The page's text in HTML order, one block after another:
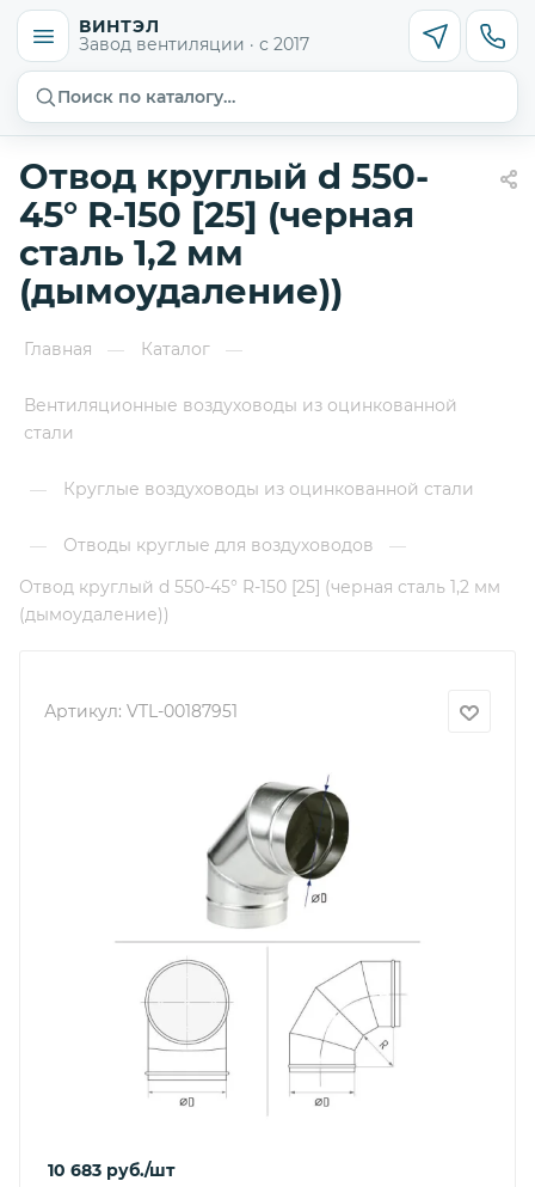
ВИНТЭЛ
Завод вентиляции · с 2017
Поиск по каталогу…
Отвод круглый d 550-
45° R-150 [25] (черная
сталь 1,2 мм
(дымоудаление))
Главная — Каталог —
Вентиляционные воздуховоды из оцинкованной
стали
— Круглые воздуховоды из оцинкованной стали
— Отводы круглые для воздуховодов
—
Отвод круглый d 550-45° R-150 [25] (черная сталь 1,2 мм
(дымоудаление))
Артикул: VTL-00187951
10 683 руб./шт